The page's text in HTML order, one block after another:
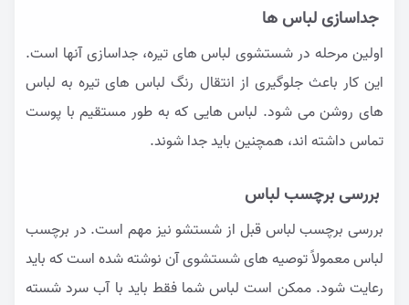
جداسازی لباس ها
اولین مرحله در شستشوی لباس های تیره، جداسازی آنها است.
این کار باعث جلوگیری از انتقال رنگ لباس های تیره به لباس
های روشن می شود. لباس هایی که به طور مستقیم با پوست
تماس داشته اند، همچنین باید جدا شوند.
بررسی برچسب لباس
بررسی برچسب لباس قبل از شستشو نیز مهم است. در برچسب
لباس معمولاً توصیه های شستشوی آن نوشته شده است که باید
رعایت شود. ممکن است لباس شما فقط باید با آب سرد شسته